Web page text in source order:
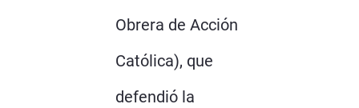
Obrera de Acción
Católica), que
defendió la